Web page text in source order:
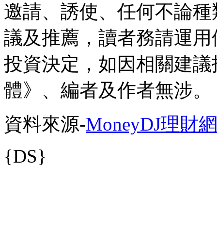
邀請、誘使、任何不論
議及推薦，讀者務請運
投資決定，如因相關建
體》、編者及作者無涉。
資料來源-MoneyDJ理財網
{DS}